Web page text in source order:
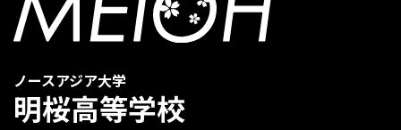
ノースアジア大学
明桜高等学校